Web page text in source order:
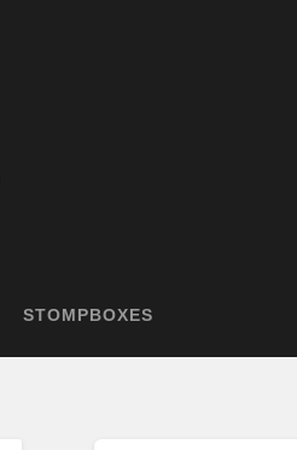
STOMPBOXES